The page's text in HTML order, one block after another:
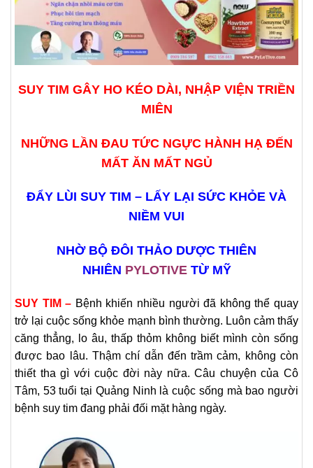
SUY TIM GÂY HO KÉO DÀI, NHẬP VIỆN TRIỀN
MIÊN
NHỮNG LẦN ĐAU TỨC NGỰC HÀNH HẠ ĐẾN
MẤT ĂN MẤT NGỦ
ĐẨY LÙI SUY TIM – LẤY LẠI SỨC KHỎE VÀ
NIỀM VUI
NHỜ BỘ ĐÔI THẢO DƯỢC THIÊN
NHIÊN PYLOTIVETỪ MỸ
SUY TIM – Bệnh khiến nhiều người đã không thể quay
trở lại cuộc sống khỏe mạnh bình thường. Luôn cảm thấy
căng thẳng, lo âu, thấp thỏm không biết mình còn sống
được bao lâu. Thậm chí dẫn đến trầm cảm, không còn
thiết tha gì với cuộc đời này nữa. Câu chuyện của Cô
Tâm, 53 tuổi tại Quảng Ninh là cuộc sống mà bao người
bệnh suy tim đang phải đối mặt hàng ngày.